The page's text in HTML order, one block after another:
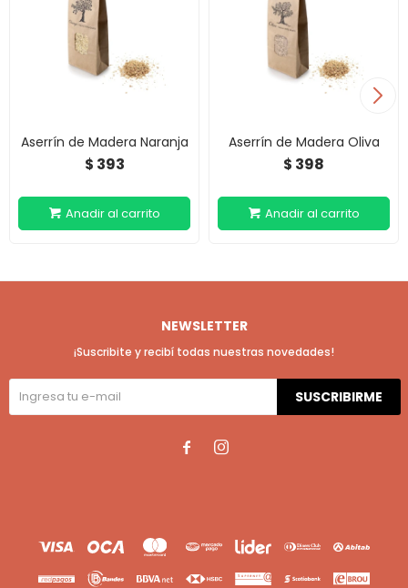
Aserrín de Madera Naranja
$ 393
Aserrín de Madera Oliva
$ 398
NEWSLETTER
¡Suscribite y recibí todas nuestras novedades!
SUSCRIBIRME
 